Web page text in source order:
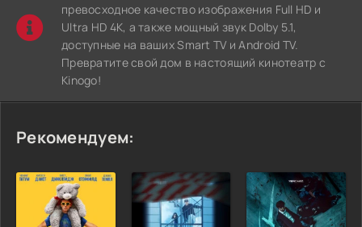
превосходное качество изображения Full HD и
Ultra HD 4K, а также мощный звук Dolby 5.1,
доступные на ваших Smart TV и Android TV.
Превратите свой дом в настоящий кинотеатр с
Kinogo!
Рекомендуем: